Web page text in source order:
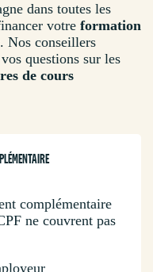
dans toutes les
votre formation
Nos conseillers
questions sur les
de cours
complémentaire
ne couvrent pas